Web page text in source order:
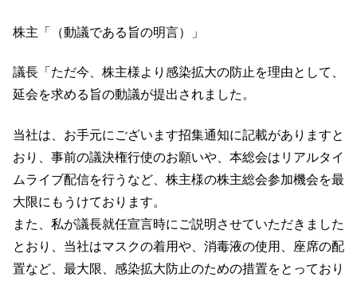
株主「（動議である旨の明言）」
議長「ただ今、株主様より感染拡大の防止を理由として、
延会を求める旨の動議が提出されました。
当社は、お手元にございます招集通知に記載がありますと
おり、事前の議決権行使のお願いや、本総会はリアルタイ
ムライブ配信を行うなど、株主様の株主総会参加機会を最
大限にもうけております。
また、私が議長就任宣言時にご説明させていただきました
とおり、当社はマスクの着用や、消毒液の使用、座席の配
置など、最大限、感染拡大防止のための措置をとっており